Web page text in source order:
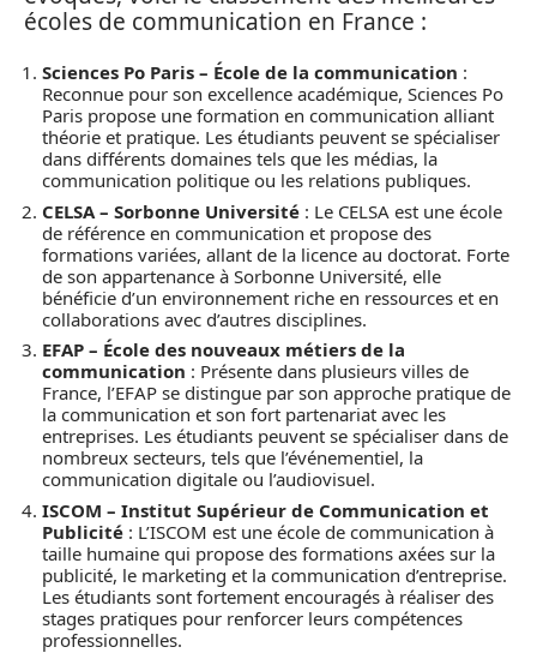
écoles de communication en France :
Sciences Po Paris – École de la communication :
Reconnue pour son excellence académique, Sciences Po
Paris propose une formation en communication alliant
théorie et pratique. Les étudiants peuvent se spécialiser
dans différents domaines tels que les médias, la
communication politique ou les relations publiques.
CELSA – Sorbonne Université : Le CELSA est une école
de référence en communication et propose des
formations variées, allant de la licence au doctorat. Forte
de son appartenance à Sorbonne Université, elle
bénéficie d’un environnement riche en ressources et en
collaborations avec d’autres disciplines.
EFAP – École des nouveaux métiers de la
communication : Présente dans plusieurs villes de
France, l’EFAP se distingue par son approche pratique de
la communication et son fort partenariat avec les
entreprises. Les étudiants peuvent se spécialiser dans de
nombreux secteurs, tels que l’événementiel, la
communication digitale ou l’audiovisuel.
ISCOM – Institut Supérieur de Communication et
Publicité : L’ISCOM est une école de communication à
taille humaine qui propose des formations axées sur la
publicité, le marketing et la communication d’entreprise.
Les étudiants sont fortement encouragés à réaliser des
stages pratiques pour renforcer leurs compétences
professionnelles.